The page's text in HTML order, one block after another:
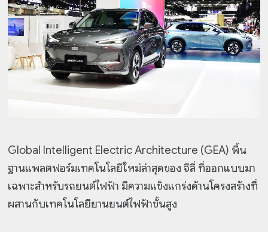
Global Intelligent Electric Architecture (GEA) พื้น
ฐานแพลตฟอร์มเทคโนโลยีใหม่ล่าสุดของ จีลี่ ที่ออกแบบมา
เฉพาะสำหรับรถยนต์ไฟฟ้า มีความแข็งแกร่งด้านโครงสร้างที่
ผสานกับเทคโนโลยียานยนต์ไฟฟ้าขั้นสูง